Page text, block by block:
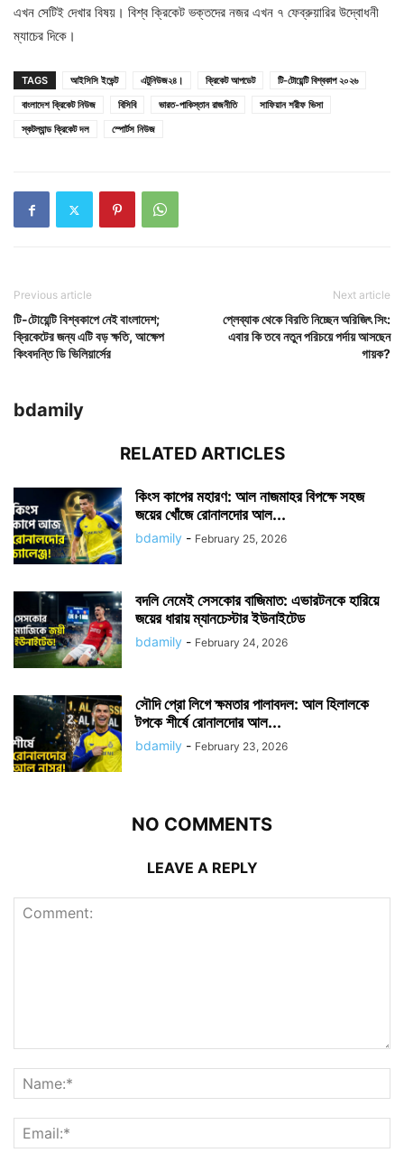
এখন সেটিই দেখার বিষয়। বিশ্ব ক্রিকেট ভক্তদের নজর এখন ৭ ফেব্রুয়ারির উদ্বোধনী
ম্যাচের দিকে।
TAGS আইসিসি ইভেন্ট এটুনিউজ২৪। ক্রিকেট আপডেট
টি-টোয়েন্টি বিশ্বকাপ ২০২৬
বাংলাদেশ ক্রিকেট নিউজ
বিসিবি ভারত-পাকিস্তান রাজনীতি
সাফিয়ান শরীফ ভিসা
স্কটল্যান্ড ক্রিকেট দল
স্পোর্টস নিউজ
Previous article
টি-টোয়েন্টি বিশ্বকাপে নেই বাংলাদেশ;
ক্রিকেটের জন্য এটি বড় ক্ষতি, আক্ষেপ
কিংবদন্তি ডি ভিলিয়ার্সের
Next article
প্লেব্যাক থেকে বিরতি নিচ্ছেন অরিজিৎ সিং:
এবার কি তবে নতুন পরিচয়ে পর্দায় আসছেন
গায়ক?
bdamily
RELATED ARTICLES
কিংস কাপের মহারণ: আল নাজমাহর বিপক্ষে সহজ
জয়ের খোঁজে রোনালদোর আল...
bdamily - February 25, 2026
বদলি নেমেই সেসকোর বাজিমাত: এভারটনকে হারিয়ে
জয়ের ধারায় ম্যানচেস্টার ইউনাইটেড
bdamily - February 24, 2026
সৌদি প্রো লিগে ক্ষমতার পালাবদল: আল হিলালকে
টপকে শীর্ষে রোনালদোর আল...
bdamily - February 23, 2026
NO COMMENTS
LEAVE A REPLY